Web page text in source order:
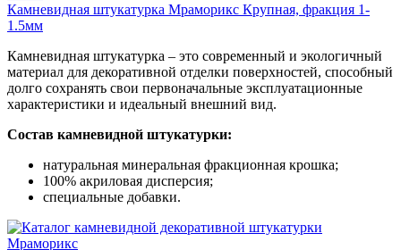
Камневидная штукатурка Мраморикс Крупная, фракция 1-
1.5мм
Камневидная штукатурка – это современный и экологичный
материал для декоративной отделки поверхностей, способный
долго сохранять свои первоначальные эксплуатационные
характеристики и идеальный внешний вид.
Состав камневидной штукатурки:
натуральная минеральная фракционная крошка;
100% акриловая дисперсия;
специальные добавки.